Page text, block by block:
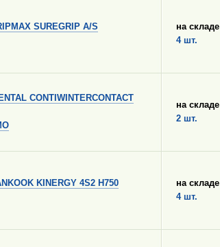
SUREGRIP A/S
на складе
4 шт.
CONTIWINTERCONTACT
на складе
2 шт.
KINERGY 4S2 H750
на складе
4 шт.